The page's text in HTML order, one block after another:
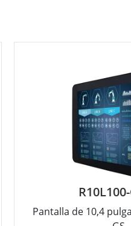
Pantalla de 10,4